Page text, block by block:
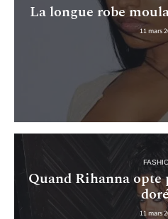
La longue robe
11 mars
Quand Rihanna
11 mars